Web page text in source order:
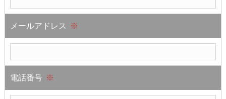
メールアドレス ※
電話番号 ※